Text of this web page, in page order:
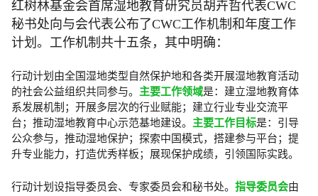
红树林基金会首席湿地教育研究员胡卉哲代表CWC
秘书处向与会代表公布了CWC工作机制和年度工作
计划。工作机制共十五条，其中明确：
行动计划由全国湿地类型自然保护地和各类开展湿地教育活动
的社会公益组织共同参与。 主要工作领域是：建立湿地教育体
系发展机制；开展多层次的行业赋能；建立行业专业交流平
台；推动湿地教育中心示范基地建设。 主要工作目标是：引导
公众参与，推动湿地保护；探索中国模式，搭建参与平台；提
升专业能力，打造优秀样板；展现保护成绩，引领国际实践。
行动计划设指导委员会、专家委员会和秘书处。 指导委员会由